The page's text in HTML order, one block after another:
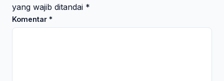
yang wajib ditandai *
Komentar *